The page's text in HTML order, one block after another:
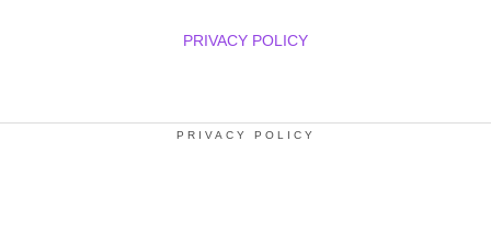
PRIVACY POLICY
PRIVACY POLICY